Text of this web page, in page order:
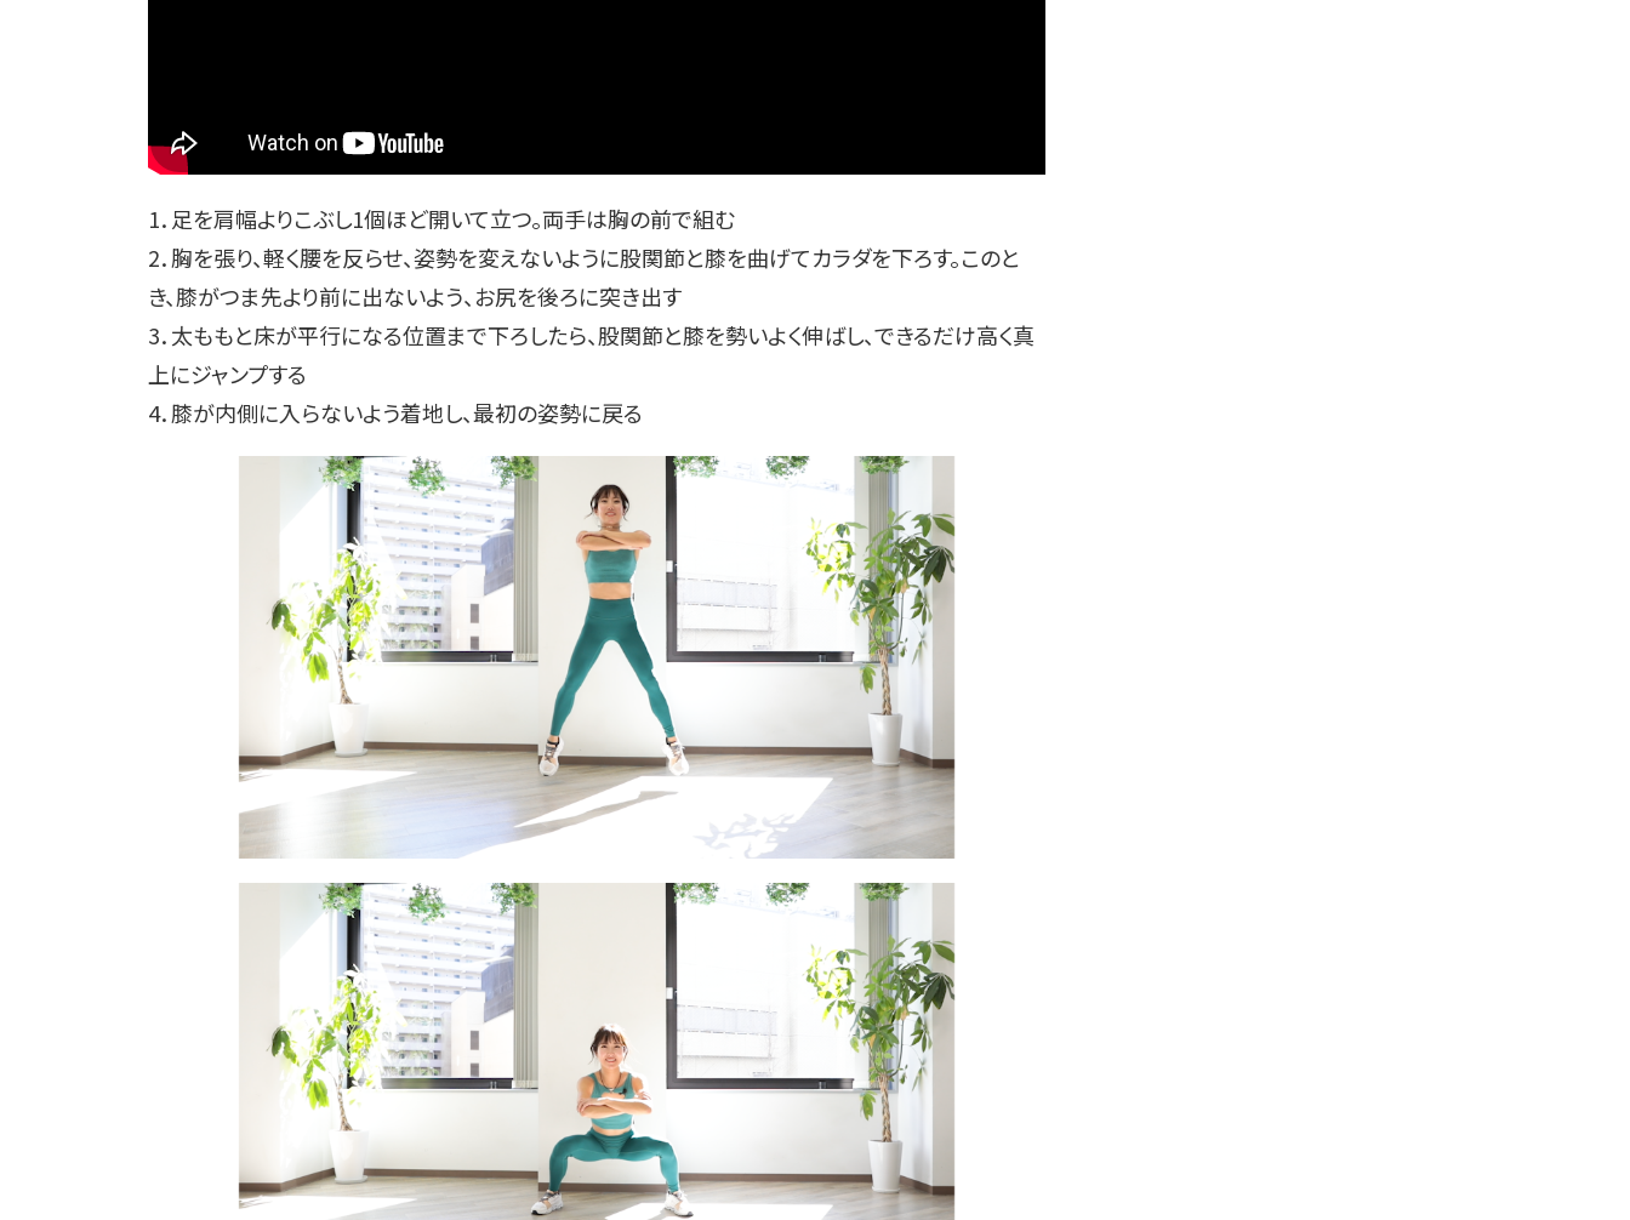
1．足を肩幅よりこぶし1個ほど開いて立つ。両手は胸の前で組む
2．胸を張り、軽く腰を反らせ、姿勢を変えないように股関節と膝を曲げてカラダを下ろす。このと
き、膝がつま先より前に出ないよう、お尻を後ろに突き出す
3．太ももと床が平行になる位置まで下ろしたら、股関節と膝を勢いよく伸ばし、できるだけ高く真
上にジャンプする
4．膝が内側に入らないよう着地し、最初の姿勢に戻る